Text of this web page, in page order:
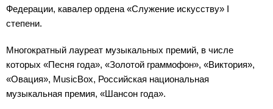
Федерации, кавалер ордена «Служение искусству» I
степени.
Многократный лауреат музыкальных премий, в числе
которых «Песня года», «Золотой граммофон», «Виктория»,
«Овация», MusicBox, Российская национальная
музыкальная премия, «Шансон года».